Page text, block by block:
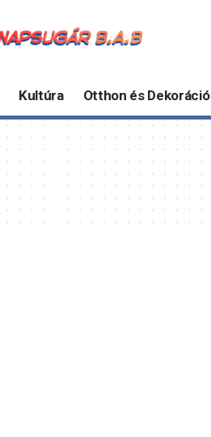
Kultúra Otthon és Dekoráció